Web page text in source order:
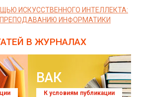
ИСКУССТВЕННОГО ИНТЕЛЛЕКТА:
ИНФОРМАТИКИ
В ЖУРНАЛАХ
ВАК
К условиям публикации